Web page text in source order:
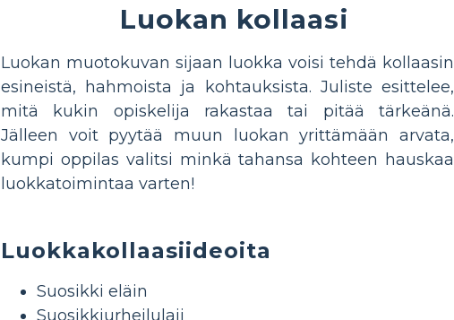
Luokan kollaasi
Luokan muotokuvan sijaan luokka voisi tehdä kollaasin
esineistä, hahmoista ja kohtauksista. Juliste esittelee,
mitä kukin opiskelija rakastaa tai pitää tärkeänä.
Jälleen voit pyytää muun luokan yrittämään arvata,
kumpi oppilas valitsi minkä tahansa kohteen hauskaa
luokkatoimintaa varten!
Luokkakollaasiideoita
Suosikki eläin
Suosikkiurheilulaji